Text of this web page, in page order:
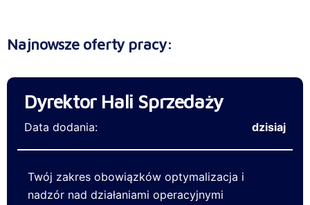
Najnowsze oferty pracy:
Dyrektor Hali Sprzedaży
Data dodania: dzisiaj
Twój zakres obowiązków optymalizacja i
nadzór nad działaniami operacyjnymi